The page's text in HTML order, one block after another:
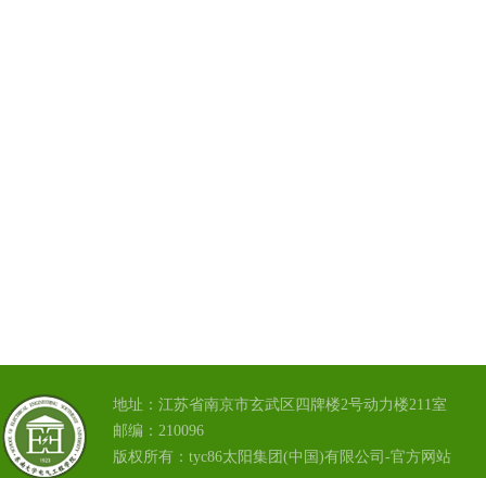
地址：江苏省南京市玄武区四牌楼2号动力楼211室
邮编：210096
版权所有：tyc86太阳集团(中国)有限公司-官方网站